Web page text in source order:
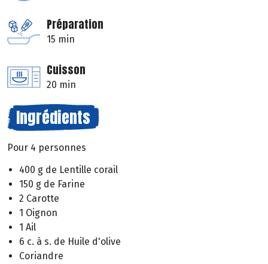
Préparation
15 min
Cuisson
20 min
Ingrédients
Pour 4 personnes
400 g de Lentille corail
150 g de Farine
2 Carotte
1 Oignon
1 Ail
6 c. à s. de Huile d'olive
Coriandre